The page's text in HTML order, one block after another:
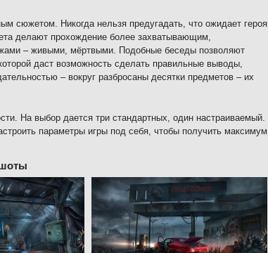
сюжетом. Никогда нельзя предугадать, что ожидает героя
делают прохождение более захватывающим,
– живыми, мёртвыми. Подобные беседы позволяют
даст возможность сделать правильные выводы,
– вокруг разбросаны десятки предметов – их
На выбор дается три стандартных, один настраиваемый.
параметры игры под себя, чтобы получить максимум